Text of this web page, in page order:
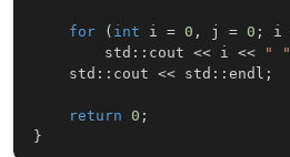
for ( int i = 0 , j = 0 ; i
        std
:: cout << i << " "
    std
:: cout << std :: endl ;
return 0 ;
}